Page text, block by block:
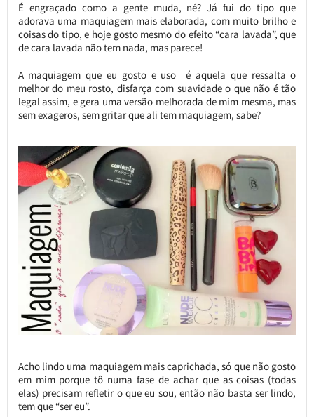
É engraçado como a gente muda, né? Já fui do tipo que
adorava uma maquiagem mais elaborada, com muito brilho e
coisas do tipo, e hoje gosto mesmo do efeito “cara lavada”, que
de cara lavada não tem nada, mas parece!
A maquiagem que eu gosto e uso é aquela que ressalta o
melhor do meu rosto, disfarça com suavidade o que não é tão
legal assim, e gera uma versão melhorada de mim mesma, mas
sem exageros, sem gritar que ali tem maquiagem, sabe?
Acho lindo uma maquiagem mais caprichada, só que não gosto
em mim porque tô numa fase de achar que as coisas (todas
elas) precisam refletir o que eu sou, então não basta ser lindo,
tem que “ser eu”.